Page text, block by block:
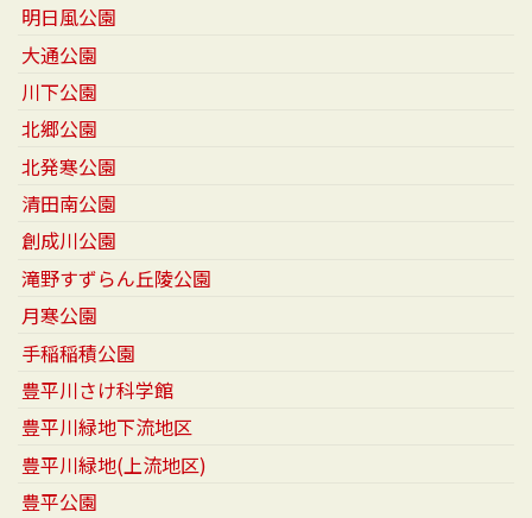
明日風公園
大通公園
川下公園
北郷公園
北発寒公園
清田南公園
創成川公園
滝野すずらん丘陵公園
月寒公園
手稲稲積公園
豊平川さけ科学館
豊平川緑地下流地区
豊平川緑地(上流地区)
豊平公園